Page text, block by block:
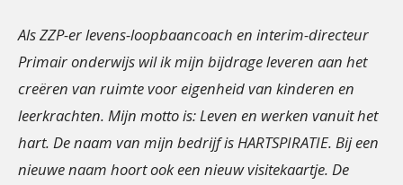
Als ZZP-er levens-loopbaancoach en interim-directeur
Primair onderwijs wil ik mijn bijdrage leveren aan het
creëren van ruimte voor eigenheid van kinderen en
leerkrachten. Mijn motto is: Leven en werken vanuit het
hart. De naam van mijn bedrijf is HARTSPIRATIE. Bij een
nieuwe naam hoort ook een nieuw visitekaartje. De